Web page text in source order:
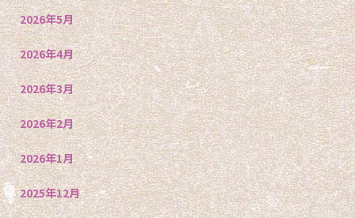
2026年5月
2026年4月
2026年3月
2026年2月
2026年1月
2025年12月